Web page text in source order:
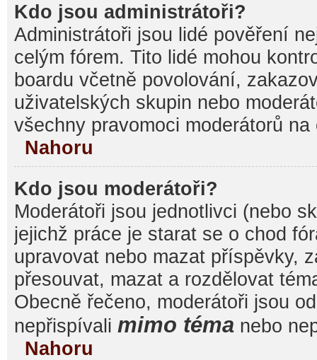
Kdo jsou administrátoři?
Administrátoři jsou lidé pověření
celým fórem. Tito lidé mohou
boardu včetně povolování,
uživatelských skupin nebo
všechny pravomoci moderátorů na
Nahoru
Kdo jsou moderátoři?
Moderátoři jsou jednotlivci (nebo
jejichž práce je starat se o chod
upravovat nebo mazat příspěvky,
přesouvat, mazat a rozdělovat
Obecně řečeno, moderátoři jsou
nepřispívali mimo téma nebo
Nahoru